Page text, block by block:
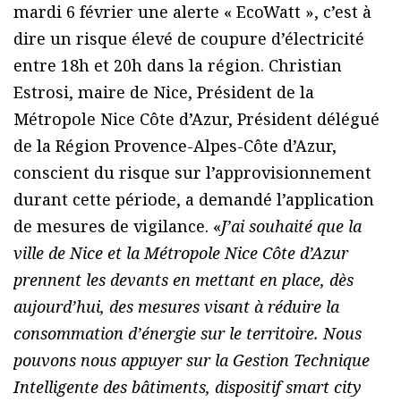
mardi 6 février une alerte « EcoWatt », c’est à
dire un risque élevé de coupure d’électricité
entre 18h et 20h dans la région. Christian
Estrosi, maire de Nice, Président de la
Métropole Nice Côte d’Azur, Président délégué
de la Région Provence-Alpes-Côte d’Azur,
conscient du risque sur l’approvisionnement
durant cette période, a demandé l’application
de mesures de vigilance. «J’ai souhaité que la
ville de Nice et la Métropole Nice Côte d’Azur
prennent les devants en mettant en place, dès
aujourd’hui, des mesures visant à réduire la
consommation d’énergie sur le territoire. Nous
pouvons nous appuyer sur la Gestion Technique
Intelligente des bâtiments, dispositif smart city